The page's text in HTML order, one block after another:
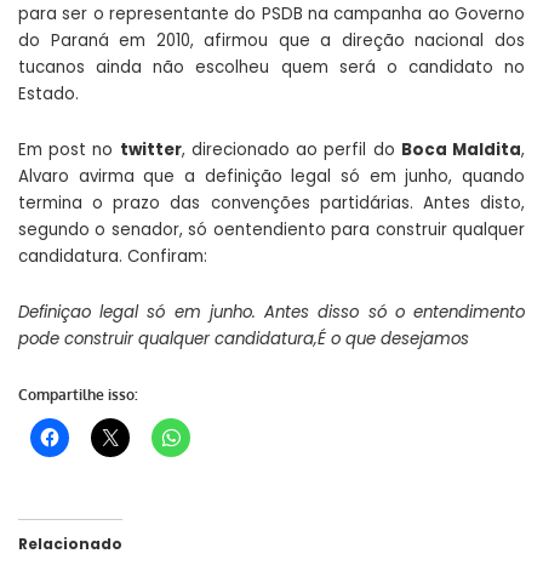
para ser o representante do PSDB na campanha ao Governo
do Paraná em 2010, afirmou que a direção nacional dos
tucanos ainda não escolheu quem será o candidato no
Estado.
Em post no twitter, direcionado ao perfil do Boca Maldita,
Alvaro avirma que a definição legal só em junho, quando
termina o prazo das convenções partidárias. Antes disto,
segundo o senador, só oentendiento para construir qualquer
candidatura. Confiram:
Definiçao legal só em junho. Antes disso só o entendimento
pode construir qualquer candidatura,É o que desejamos
Compartilhe isso:
Relacionado